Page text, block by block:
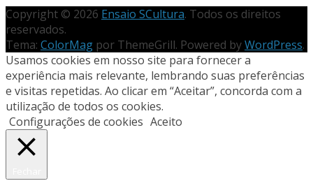
Copyright © 2026 Ensaio SCultura. Todos os direitos
reservados.
Tema: ColorMag por ThemeGrill. Powered byWordPress.
Usamos cookies em nosso site para fornecer a
experiência mais relevante, lembrando suas preferências
e visitas repetidas. Ao clicar em “Aceitar”, concorda com a
utilização de todos os cookies.
Configurações de cookies Aceito